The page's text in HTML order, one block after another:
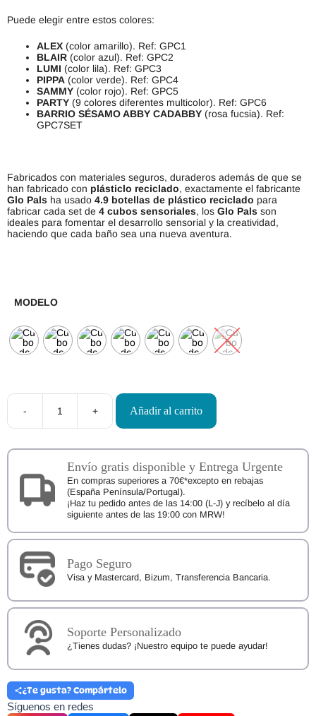
Puede elegir entre estos colores:
ALEX (color amarillo). Ref: GPC1
BLAIR (color azul). Ref: GPC2
LUMI (color lila). Ref: GPC3
PIPPA (color verde). Ref: GPC4
SAMMY (color rojo). Ref: GPC5
PARTY (9 colores diferentes multicolor). Ref: GPC6
BARRIO SÉSAMO ABBY CADABBY (rosa fucsia). Ref:
GPC7SET
Fabricados con materiales seguros, duraderos además de que se
han fabricado con plásticlo reciclado, exactamente el fabricante
Glo Pals ha usado 4.9 botellas de plástico reciclado para
fabricar cada set de 4 cubos sensoriales, los Glo Pals son
ideales para fomentar el desarrollo sensorial y la creatividad,
haciendo que cada baño sea una nueva aventura.
MODELO
-
Pals
de
Luz
Sensoriales
cantidad
+ Añadir al carrito
Envío gratis disponible y Entrega Urgente
En compras superiores a 70€*excepto en rebajas
(España Península/Portugal).
¡Haz tu pedido antes de las 14:00 (L-J) y recíbelo al día
siguiente antes de las 19:00 con MRW!
Pago Seguro
Visa y Mastercard, Bizum, Transferencia Bancaria.
Soporte Personalizado
¿Tienes dudas? ¡Nuestro equipo te puede ayudar!
¿Te gusta? Compártelo
Síguenos en redes